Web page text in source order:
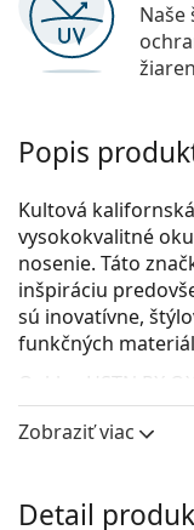
Naše
Popis
Kultová
vysokokvalitné
nosenie. Táto
inšpiráciu
sú inovatívne,
funkčných
Oakley HSTN RX
dioptrické
Okuliarové rámy
Zobraziť viac
Detail